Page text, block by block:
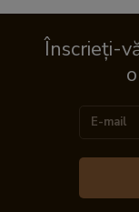
Înscrieți-